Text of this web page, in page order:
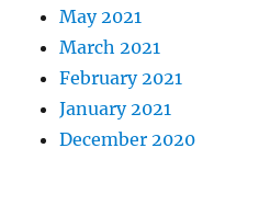
May 2021
March 2021
February 2021
January 2021
December 2020